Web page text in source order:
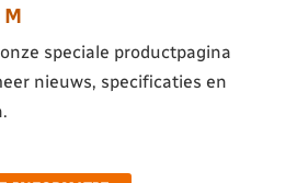
speciale productpagina
nieuws, specificaties en